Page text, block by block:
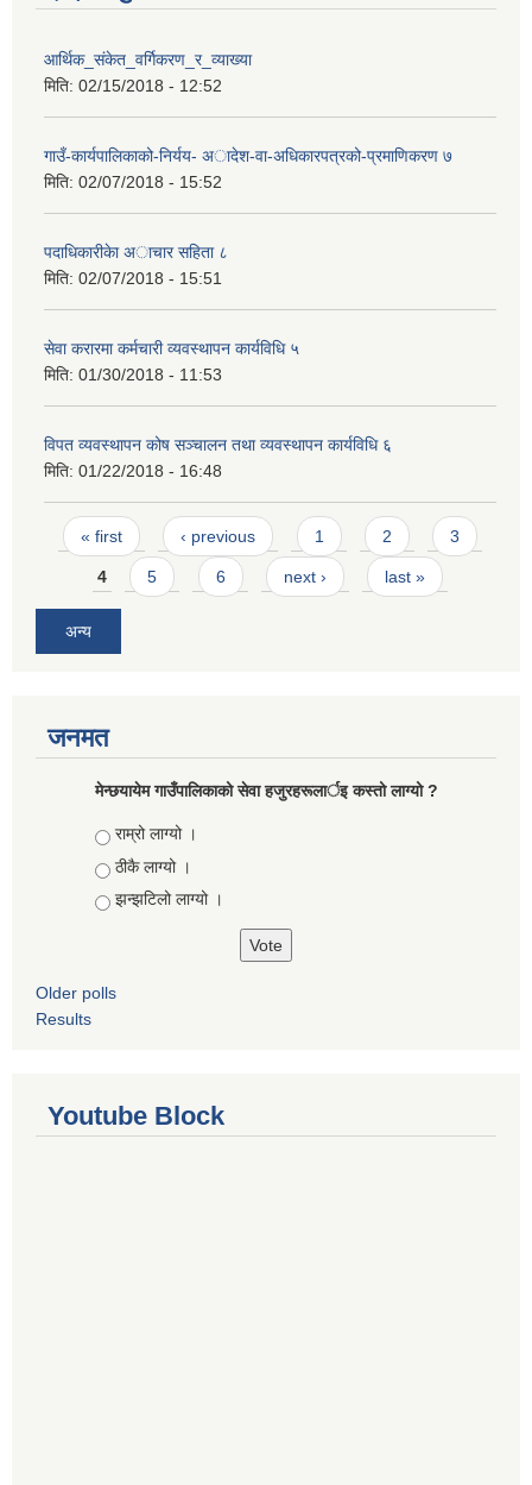
आर्थिक_संकेत_वर्गिकरण_र_व्याख्या
मिति: 02/15/2018 - 12:52
गाउँ-कार्यपालिकाको-निर्यय- अादेश-वा-अधिकारपत्रको-प्रमाणिकरण ७
मिति: 02/07/2018 - 15:52
पदाधिकारीकेा अाचार स‌हिता ८
मिति: 02/07/2018 - 15:51
सेवा करारमा कर्मचारी व्यवस्थापन कार्यविधि ५
मिति: 01/30/2018 - 11:53
विपत व्यवस्थापन कोष सञ्चालन तथा व्यवस्थापन कार्यविधि ‍‍‍‌६
मिति: 01/22/2018 - 16:48
Pages
« first ‹ previous 1 2 3
4 5 6 next › last »
अन्य
जनमत
मेन्छयायेम गाउँपालिकाको सेवा हजुरहरूलार्इ कस्तो लाग्यो ?
Choices
राम्रो लाग्यो ।
ठीकै लाग्यो ।
झन्झटिलो लाग्यो ।
Older polls
Results
Youtube Block